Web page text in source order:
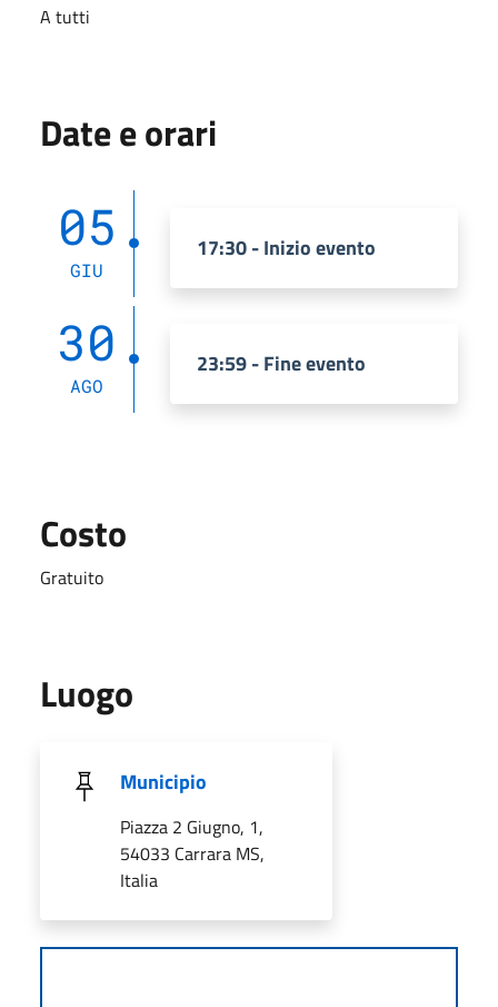
A tutti
Date e orari
05
GIU
17:30 - Inizio evento
30
AGO
23:59 - Fine evento
Costo
Gratuito
Luogo
Municipio
Piazza 2 Giugno, 1,
54033 Carrara MS,
Italia